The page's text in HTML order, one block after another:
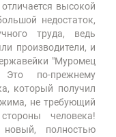
высокой
недостаток,
труда, ведь
производители, и
"Муромец
Это по-прежнему
который получил
не требующий
человека!
полностью